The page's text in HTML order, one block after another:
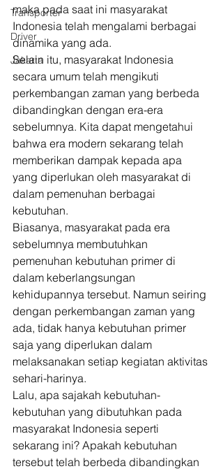
Transporter
Driver
Jakarta
maka pada saat ini masyarakat
Indonesia telah mengalami berbagai
dinamika yang ada.
Selain itu, masyarakat Indonesia
secara umum telah mengikuti
perkembangan zaman yang berbeda
dibandingkan dengan era-era
sebelumnya. Kita dapat mengetahui
bahwa era modern sekarang telah
memberikan dampak kepada apa
yang diperlukan oleh masyarakat di
dalam pemenuhan berbagai
kebutuhan.
Biasanya, masyarakat pada era
sebelumnya membutuhkan
pemenuhan kebutuhan primer di
dalam keberlangsungan
kehidupannya tersebut. Namun seiring
dengan perkembangan zaman yang
ada, tidak hanya kebutuhan primer
saja yang diperlukan dalam
melaksanakan setiap kegiatan aktivitas
sehari-harinya.
Lalu, apa sajakah kebutuhan-
kebutuhan yang dibutuhkan pada
masyarakat Indonesia seperti
sekarang ini? Apakah kebutuhan
tersebut telah berbeda dibandingkan